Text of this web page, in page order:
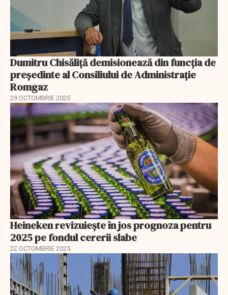
Dumitru Chisăliță demisionează din funcția de
președinte al Consiliului de Administrație
Romgaz
29 OCTOMBRIE 2025
Heineken revizuiește în jos prognoza pentru
2025 pe fondul cererii slabe
22 OCTOMBRIE 2025